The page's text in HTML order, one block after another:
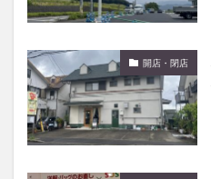
開店・閉店